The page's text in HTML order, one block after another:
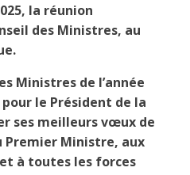
la réunion
des Ministres, au
Ministres de l’année
pour le Président de la
ses meilleurs vœux de
Premier Ministre, aux
à toutes les forces